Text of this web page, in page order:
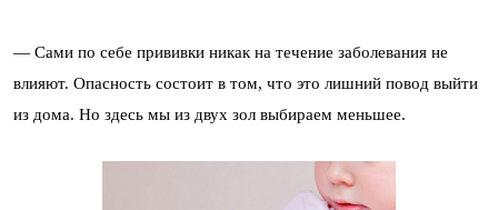
— Сами по себе прививки никак на течение заболевания не
влияют. Опасность состоит в том, что это лишний повод выйти
из дома. Но здесь мы из двух зол выбираем меньшее.